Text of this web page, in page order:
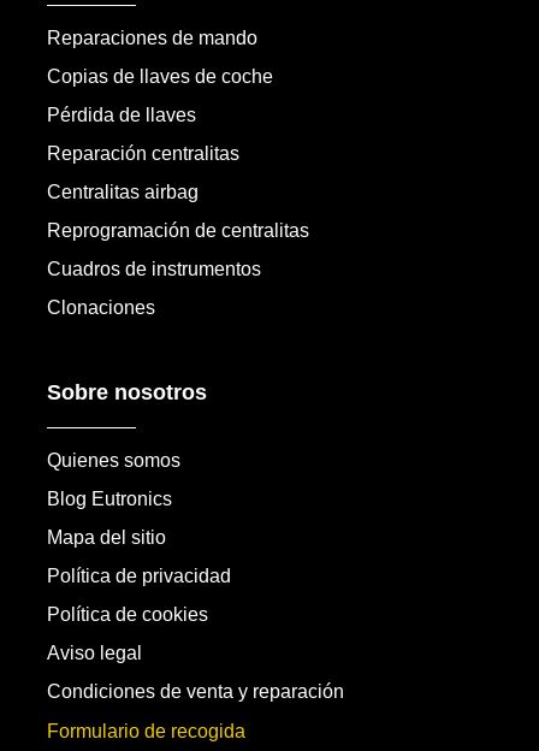
Reparaciones de mando
Copias de llaves de coche
Pérdida de llaves
Reparación centralitas
Centralitas airbag
Reprogramación de centralitas
Cuadros de instrumentos
Clonaciones
Sobre nosotros
Quienes somos
Blog Eutronics
Mapa del sitio
Política de privacidad
Política de cookies
Aviso legal
Condiciones de venta y reparación
Formulario de recogida